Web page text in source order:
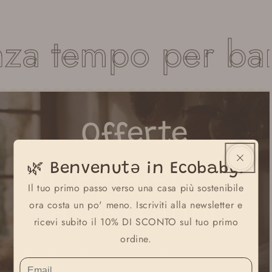
tempo per
Offerte
imperdibiliti
aspettano!
🌿 Benvenutə in Ecobaby!
Il tuo primo passo verso una casa più sostenibile
ora costa un po' meno. Iscriviti alla newsletter e
ricevi subito il 10% DI SCONTO sul tuo primo
ordine.